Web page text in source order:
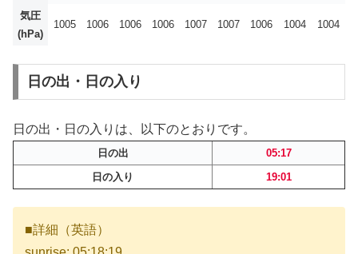
気圧
(hPa)
1005 1006 1006 1006 1007 1007 1006 1004 1004
日の出・日の入り
日の出・日の入りは、以下のとおりです。
日の出
05:17
日の入り
19:01
■詳細（英語）